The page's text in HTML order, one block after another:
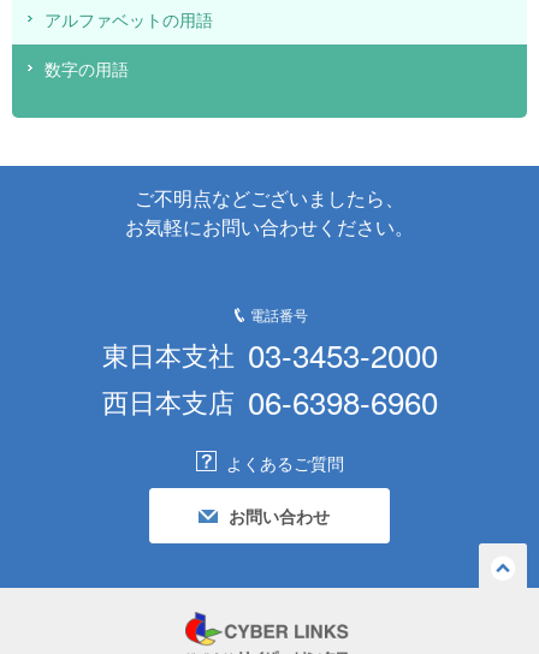
アルファベットの用語
数字の用語
ご不明点などございましたら、
お気軽にお問い合わせください。
電話番号
東日本支社 03-3453-2000
西日本支店 06-6398-6960
よくあるご質問
お問い合わせ